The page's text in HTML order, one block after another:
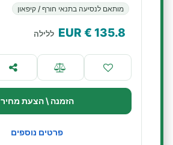
מותאם לנסיעה בתנאי חורף / קיפאון
135.8
€ EUR ללילה
הזמנה \ הצעת מחיר
פרטים נוספים